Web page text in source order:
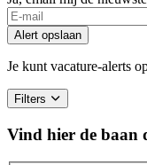
If
you
are
a
ignore
this
field
Alert opslaan
Je kunt vacature-alerts
Filters
Vind hier de baan